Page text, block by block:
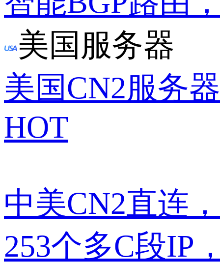
美国服务器
美国CN2服务器
HOT
中美CN2直连
253个多C段IP